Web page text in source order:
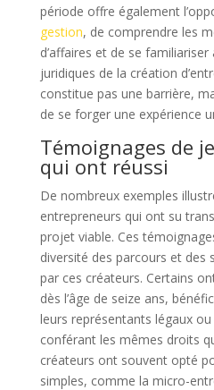
période offre également
gestion, de comprendre les
d’affaires et de se
juridiques de la création
constitue pas une barrière,
de se forger une expérience
Témoignages de
qui ont réussi
De nombreux exemples
entrepreneurs qui ont su
projet viable. Ces
diversité des parcours et des
par ces créateurs. Certains
dès l’âge de seize ans,
leurs représentants légaux
conférant les mêmes droits
créateurs ont souvent opté
simples, comme la micro-